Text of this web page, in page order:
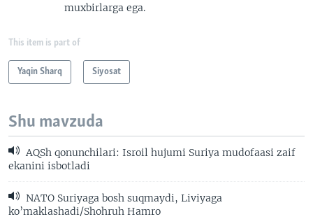
muxbirlarga ega.
This item is part of
Yaqin Sharq Siyosat
Shu mavzuda
AQSh qonunchilari: Isroil hujumi Suriya mudofaasi zaif
ekanini isbotladi
NATO Suriyaga bosh suqmaydi, Liviyaga
ko’maklashadi/Shohruh Hamro